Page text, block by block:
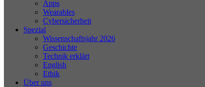
Apps
Wearables
Cybersicherheit
Spezial
Wissenschaftsjahr 2026
Geschichte
Technik erklärt
English
Ethik
Über uns